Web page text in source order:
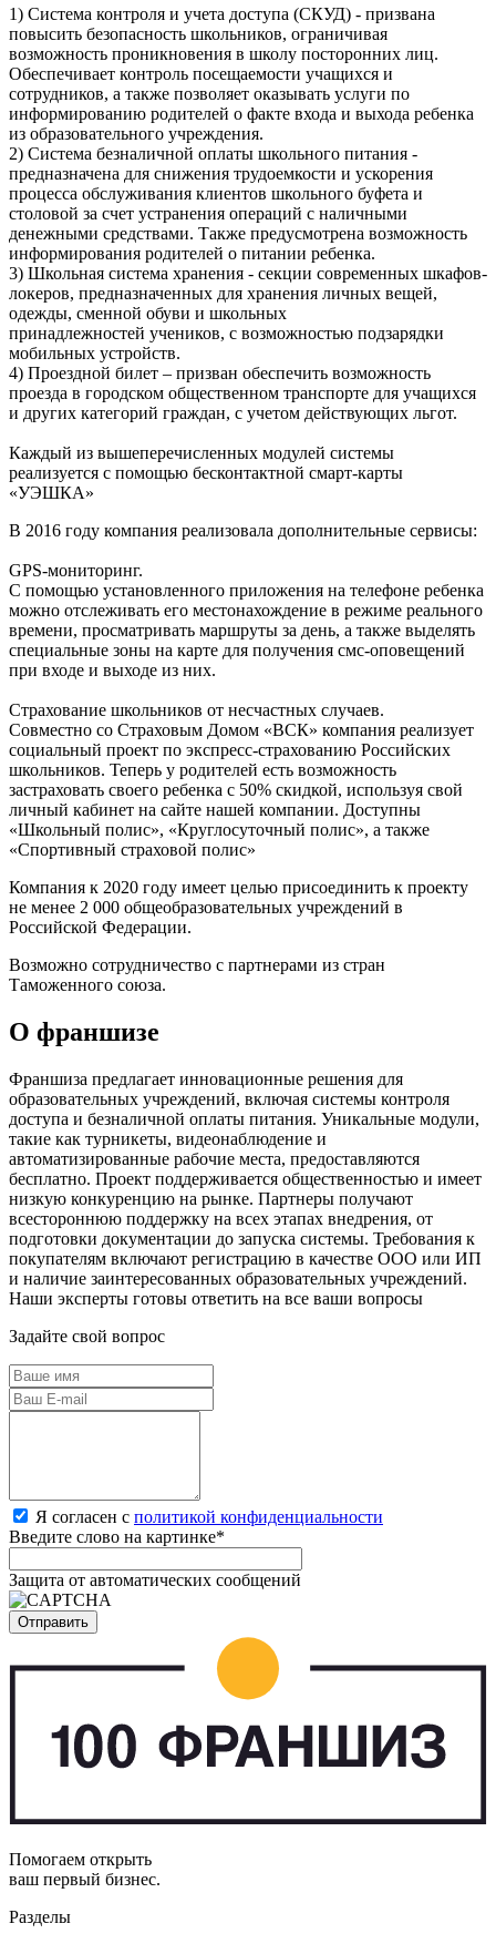
1) Система контроля и учета доступа (СКУД) - призвана
повысить безопасность школьников, ограничивая
возможность проникновения в школу посторонних лиц.
Обеспечивает контроль посещаемости учащихся и
сотрудников, а также позволяет оказывать услуги по
информированию родителей о факте входа и выхода ребенка
из образовательного учреждения.
2) Система безналичной оплаты школьного питания -
предназначена для снижения трудоемкости и ускорения
процесса обслуживания клиентов школьного буфета и
столовой за счет устранения операций с наличными
денежными средствами. Также предусмотрена возможность
информирования родителей о питании ребенка.
3) Школьная система хранения - секции современных шкафов-
локеров, предназначенных для хранения личных вещей,
одежды, сменной обуви и школьных
принадлежностей учеников, с возможностью подзарядки
мобильных устройств.
4) Проездной билет – призван обеспечить возможность
проезда в городском общественном транспорте для учащихся
и других категорий граждан, с учетом действующих льгот.
Каждый из вышеперечисленных модулей системы
реализуется с помощью бесконтактной смарт-карты
«УЭШКА»
В 2016 году компания реализовала дополнительные сервисы:
GPS-мониторинг.
С помощью установленного приложения на телефоне ребенка
можно отслеживать его местонахождение в режиме реального
времени, просматривать маршруты за день, а также выделять
специальные зоны на карте для получения смс-оповещений
при входе и выходе из них.
Страхование школьников от несчастных случаев.
Совместно со Cтраховым Домом «ВСК» компания реализует
социальный проект по экспресс-страхованию Российских
школьников. Теперь у родителей есть возможность
застраховать своего ребенка с 50% скидкой, используя свой
личный кабинет на сайте нашей компании. Доступны
«Школьный полис», «Круглосуточный полис», а также
«Спортивный страховой полис»
Компания к 2020 году имеет целью присоединить к проекту
не менее 2 000 общеобразовательных учреждений в
Российской Федерации.
Возможно сотрудничество с партнерами из стран
Таможенного союза.
О франшизе
Франшиза предлагает инновационные решения для
образовательных учреждений, включая системы контроля
доступа и безналичной оплаты питания. Уникальные модули,
такие как турникеты, видеонаблюдение и
автоматизированные рабочие места, предоставляются
бесплатно. Проект поддерживается общественностью и имеет
низкую конкуренцию на рынке. Партнеры получают
всестороннюю поддержку на всех этапах внедрения, от
подготовки документации до запуска системы. Требования к
покупателям включают регистрацию в качестве ООО или ИП
и наличие заинтересованных образовательных учреждений.
Наши эксперты готовы ответить на все ваши вопросы
Задайте свой вопрос
Я согласен с политикой конфиденциальности
Введите слово на картинке*
Защита от автоматических сообщений
Помогаем открыть
ваш первый бизнес.
Разделы